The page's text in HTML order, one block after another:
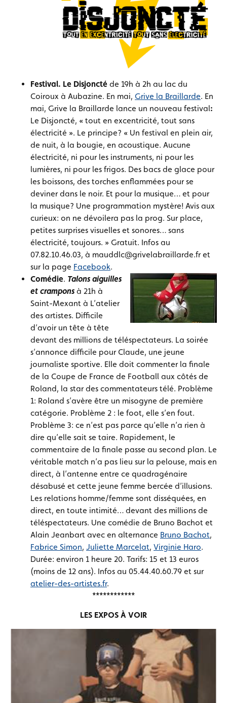
Festival. Le Disjoncté de 19h à 2h au lac du
Coiroux à Aubazine. En mai, Grive la Braillarde. En
mai, Grive la Braillarde lance un nouveau festival:
Le Disjoncté, « tout en excentricité, tout sans
électricité ». Le principe? « Un festival en plein air,
de nuit, à la bougie, en acoustique. Aucune
électricité, ni pour les instruments, ni pour les
lumières, ni pour les frigos. Des bacs de glace pour
les boissons, des torches enflammées pour se
deviner dans le noir. Et pour la musique… et pour
la musique? Une programmation mystère! Avis aux
curieux: on ne dévoilera pas la prog. Sur place,
petites surprises visuelles et sonores… sans
électricité, toujours. » Gratuit. Infos au
07.82.10.46.03, à mauddlc@grivelabraillarde.fr et
sur la page Facebook.
Comédie. Talons aiguilles
et crampons à 21h à
Saint-Mexant à L’atelier
des artistes. Difficile
d’avoir un tête à tête
devant des millions de téléspectateurs. La soirée
s’annonce difficile pour Claude, une jeune
journaliste sportive. Elle doit commenter la finale
de la Coupe de France de Football aux côtés de
Roland, la star des commentateurs télé. Problème
1: Roland s’avère être un misogyne de première
catégorie. Problème 2 : le foot, elle s’en fout.
Problème 3: ce n’est pas parce qu’elle n’a rien à
dire qu’elle sait se taire. Rapidement, le
commentaire de la finale passe au second plan. Le
véritable match n’a pas lieu sur la pelouse, mais en
direct, à l’antenne entre ce quadragénaire
désabusé et cette jeune femme bercée d’illusions.
Les relations homme/femme sont disséquées, en
direct, en toute intimité… devant des millions de
téléspectateurs. Une comédie de Bruno Bachot et
Alain Jeanbart avec en alternance Bruno Bachot,
Fabrice Simon, Juliette Marcelat, Virginie Haro.
Durée: environ 1 heure 20. Tarifs: 15 et 13 euros
(moins de 12 ans). Infos au 05.44.40.60.79 et sur
atelier-des-artistes.fr.
************
LES EXPOS À VOIR